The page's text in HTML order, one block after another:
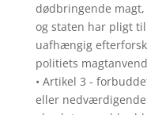
dødbringende
og staten har pligt
uafhængig
politiets
• Artikel 3 -
eller